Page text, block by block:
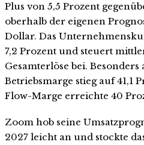
Plus von 5,5 Prozent
oberhalb der eigenen
Dollar. Das
7,2 Prozent und steuert
Gesamterlöse bei.
Betriebsmarge stieg auf 41,1
Flow-Marge erreichte 40
Zoom hob seine
2027 leicht an und stockte